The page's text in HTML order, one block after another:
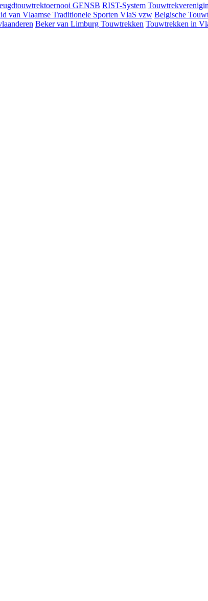
GENSB RIST-System
van Vlaamse Traditionele Sporten VlaS vzw Belgische
Beker van Limburg Touwtrekken Touwtrekken in